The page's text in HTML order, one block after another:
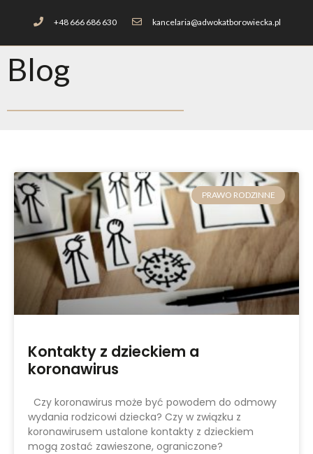
+48 666 686 630 kancelaria@adwokatborowiecka.pl
Blog
PRAWO RODZINNE
Kontakty z dzieckiem a
koronawirus
Czy koronawirus może być powodem do odmowy
wydania rodzicowi dziecka? Czy w związku z
koronawirusem ustalone kontakty z dzieckiem
mogą zostać zawieszone, ograniczone?